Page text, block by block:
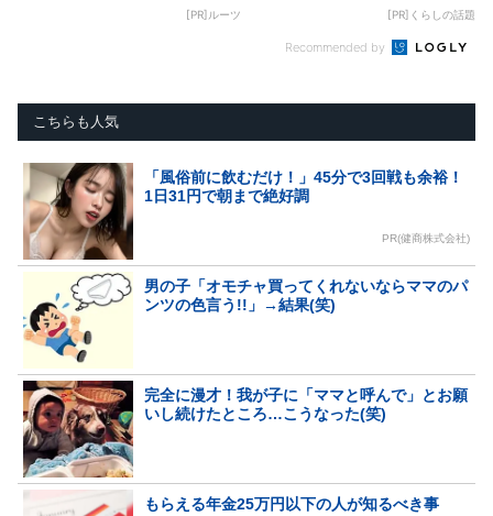
[PR]ルーツ [PR]くらしの話題
Recommended by
こちらも人気
「風俗前に飲むだけ！」45分で3回戦も余裕！
1日31円で朝まで絶好調
PR(健商株式会社)
男の子「オモチャ買ってくれないならママのパ
ンツの色言う!!」→結果(笑)
完全に漫才！我が子に「ママと呼んで」とお願
いし続けたところ…こうなった(笑)
もらえる年金25万円以下の人が知るべき事